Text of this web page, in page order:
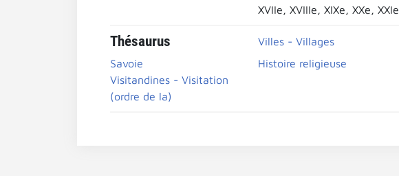
XVIIe, XVIIIe, XIXe, XXe, XXIe
Thésaurus
Villes - Villages
Savoie
Histoire religieuse
Visitandines - Visitation
(ordre de la)